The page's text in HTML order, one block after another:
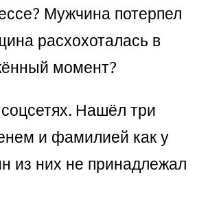
Мужчина потерпел
расхохоталась в
момент?
Нашёл три
и фамилией как у
из них не принадлежал